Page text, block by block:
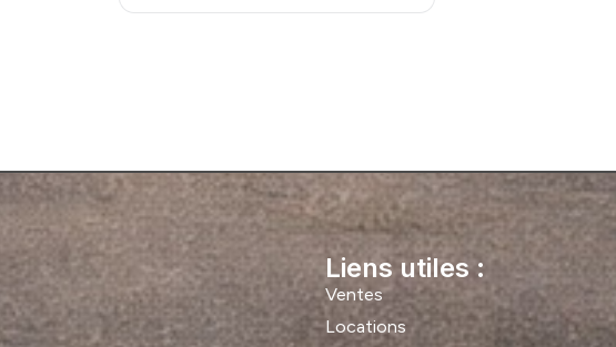
Liens utiles :
Ventes
Locations